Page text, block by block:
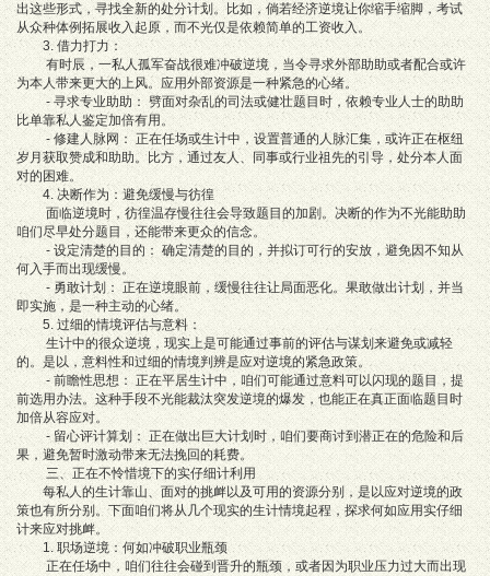
出这些形式，寻找全新的处分计划。比如，倘若经济逆境让你缩手缩脚，考试
从众种体例拓展收入起原，而不光仅是依赖简单的工资收入。
3. 借力打力：
有时辰，一私人孤军奋战很难冲破逆境，当令寻求外部助助或者配合或许
为本人带来更大的上风。应用外部资源是一种紧急的心绪。
- 寻求专业助助： 劈面对杂乱的司法或健壮题目时，依赖专业人士的助助
比单靠私人鉴定加倍有用。
- 修建人脉网： 正在任场或生计中，设置普通的人脉汇集，或许正在枢纽
岁月获取赞成和助助。比方，通过友人、同事或行业祖先的引导，处分本人面
对的困难。
4. 决断作为：避免缓慢与彷徨
面临逆境时，彷徨温存慢往往会导致题目的加剧。决断的作为不光能助助
咱们尽早处分题目，还能带来更众的信念。
- 设定清楚的目的： 确定清楚的目的，并拟订可行的安放，避免因不知从
何入手而出现缓慢。
- 勇敢计划： 正在逆境眼前，缓慢往往让局面恶化。果敢做出计划，并当
即实施，是一种主动的心绪。
5. 过细的情境评估与意料：
生计中的很众逆境，现实上是可能通过事前的评估与谋划来避免或减轻
的。是以，意料性和过细的情境判辨是应对逆境的紧急政策。
- 前瞻性思想： 正在平居生计中，咱们可能通过意料可以闪现的题目，提
前选用办法。这种手段不光能裁汰突发逆境的爆发，也能正在真正面临题目时
加倍从容应对。
- 留心评计算划： 正在做出巨大计划时，咱们要商讨到潜正在的危险和后
果，避免暂时激动带来无法挽回的耗费。
三、正在不怜惜境下的实仔细计利用
每私人的生计靠山、面对的挑衅以及可用的资源分别，是以应对逆境的政
策也有所分别。下面咱们将从几个现实的生计情境起程，探求何如应用实仔细
计来应对挑衅。
1. 职场逆境：何如冲破职业瓶颈
正在任场中，咱们往往会碰到晋升的瓶颈，或者因为职业压力过大而出现